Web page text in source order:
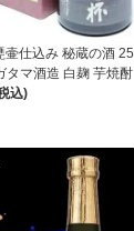
壷仕込み 秘蔵の酒 25
タマ酒造 白麹 芋焼酎
込)